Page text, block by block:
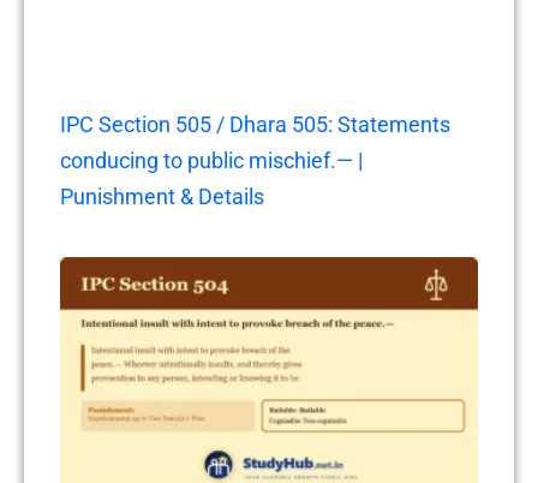
IPC Section 505 / Dhara 505: Statements
conducing to public mischief.— |
Punishment & Details